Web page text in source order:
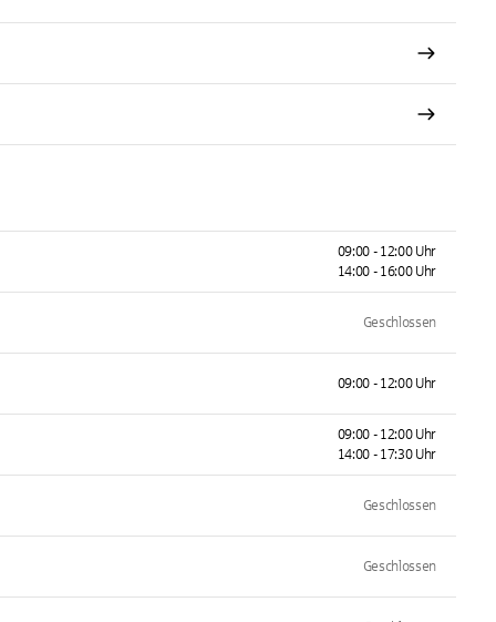
09:00 - 12:00 Uhr
14:00 - 16:00 Uhr
Geschlossen
09:00 - 12:00 Uhr
09:00 - 12:00 Uhr
14:00 - 17:30 Uhr
Geschlossen
Geschlossen